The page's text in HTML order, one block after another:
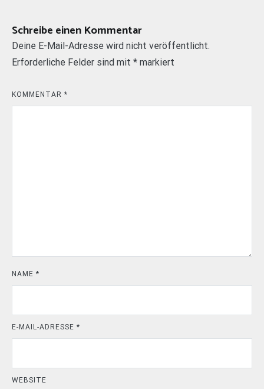
Schreibe einen Kommentar
Deine E-Mail-Adresse wird nicht veröffentlicht.
Erforderliche Felder sind mit * markiert
KOMMENTAR *
NAME *
E-MAIL-ADRESSE *
WEBSITE